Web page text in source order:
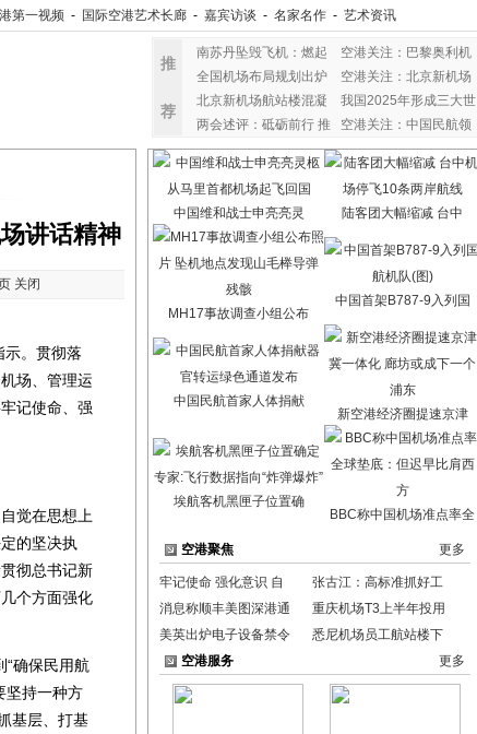
第一视频 - 国际空港艺术长廊 - 嘉宾访谈 - 名家名作 - 艺术资讯
推
荐
南苏丹坠毁飞机：燃起
空港关注：巴黎奥利机
全国机场布局规划出炉
空港关注：北京新机场
北京新机场航站楼混凝
我国2025年形成三大世
两会述评：砥砺前行 推
空港关注：中国民航领
讲话精神
关闭
。贯彻落
场、管理运
记使命、强
觉在思想上
的坚决执
彻总书记新
个方面强化
确保民用航
坚持一种方
基层、打基
中国维和战士申亮亮灵 陆客团大幅缩减 台中
MH17事故调查小组公布
中国首架B787-9入列国
中国民航首家人体捐献
新空港经济圈提速京津
埃航客机黑匣子位置确
BBC称中国机场准点率全
空港聚焦 更多
牢记使命 强化意识 自
张古江：高标准抓好工
消息称顺丰美图深港通
重庆机场T3上半年投用
美英出炉电子设备禁令
悉尼机场员工航站楼下
空港服务
更多